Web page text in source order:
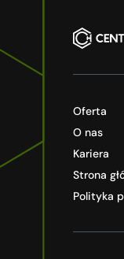
Oferta
O nas
Kariera
Strona
Polityka